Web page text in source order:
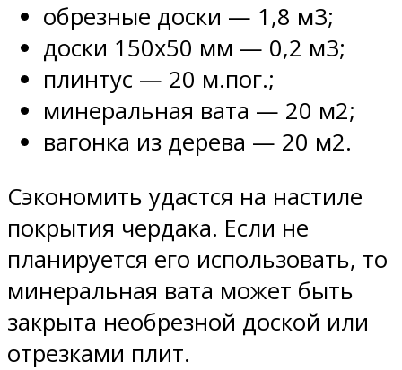
обрезные доски — 1,8 м3;
доски 150х50 мм — 0,2 м3;
плинтус — 20 м.пог.;
минеральная вата — 20 м2;
вагонка из дерева — 20 м2.
Сэкономить удастся на настиле
покрытия чердака. Если не
планируется его использовать, то
минеральная вата может быть
закрыта необрезной доской или
отрезками плит.